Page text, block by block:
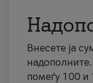
Внесете ја
помеѓу 100 и